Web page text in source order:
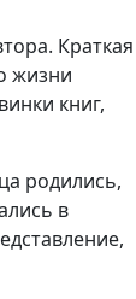
Краткая
жизни
книг,
родились,
в